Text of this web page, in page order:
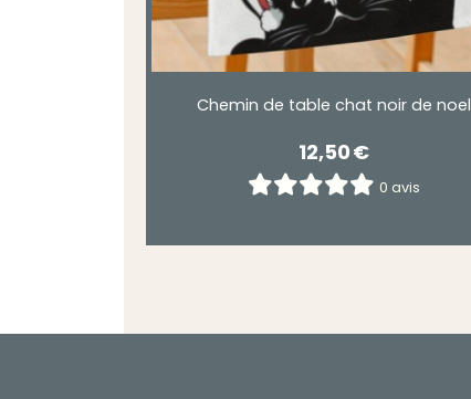
Chemin de table chat noir de noel
12,50€
0 avis